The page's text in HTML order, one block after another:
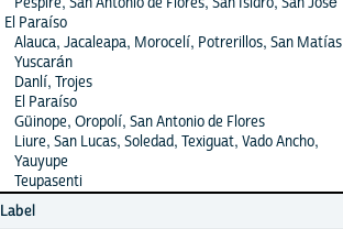
El Paraíso
Alauca, Jacaleapa, Morocelí, Potrerillos, San
Yuscarán
Danlí, Trojes
El Paraíso
Güinope, Oropolí, San Antonio de Flores
Liure, San Lucas, Soledad, Texiguat, Vado Ancho,
Yauyupe
Teupasenti
Label